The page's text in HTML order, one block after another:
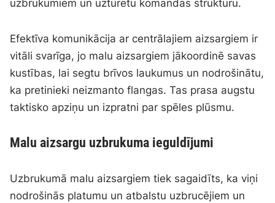
uzbrukumiem un uzturētu komandas struktūru.
Efektīva komunikācija ar centrālajiem aizsargiem ir
vitāli svarīga, jo malu aizsargiem jākoordinē savas
kustības, lai segtu brīvos laukumus un nodrošinātu,
ka pretinieki neizmanto flangas. Tas prasa augstu
taktisko apziņu un izpratni par spēles plūsmu.
Malu aizsargu uzbrukuma ieguldījumi
Uzbrukumā malu aizsargiem tiek sagaidīts, ka viņi
nodrošinās platumu un atbalstu uzbrucējiem un